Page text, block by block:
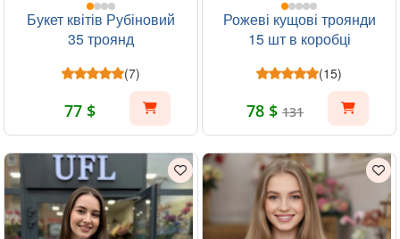
Букет квітів Рубіновий
35 троянд
(7)
77 $
Рожеві кущові троянди
15 шт в коробці
(15)
78 $ 131